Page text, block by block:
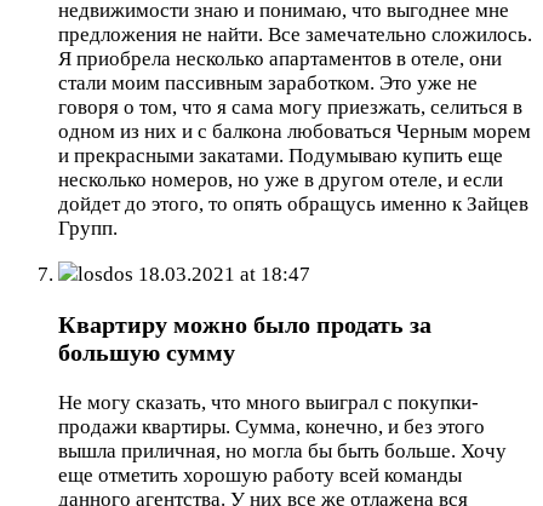
недвижимости знаю и понимаю, что выгоднее мне
предложения не найти. Все замечательно сложилось.
Я приобрела несколько апартаментов в отеле, они
стали моим пассивным заработком. Это уже не
говоря о том, что я сама могу приезжать, селиться в
одном из них и с балкона любоваться Черным морем
и прекрасными закатами. Подумываю купить еще
несколько номеров, но уже в другом отеле, и если
дойдет до этого, то опять обращусь именно к Зайцев
Групп.
losdos 18.03.2021 at 18:47
Квартиру можно было продать за
большую сумму
Не могу сказать, что много выиграл с покупки-
продажи квартиры. Сумма, конечно, и без этого
вышла приличная, но могла бы быть больше. Хочу
еще отметить хорошую работу всей команды
данного агентства. У них все же отлажена вся